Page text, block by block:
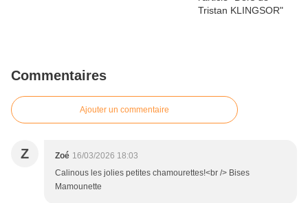
Commentaires
Ajouter un commentaire
Z Zoé 16/03/2026 18:03
Calinous les jolies petites chamourettes!<br /> Bises
Mamounette